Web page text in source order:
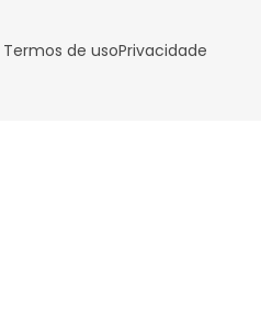
Termos de usoPrivacidade